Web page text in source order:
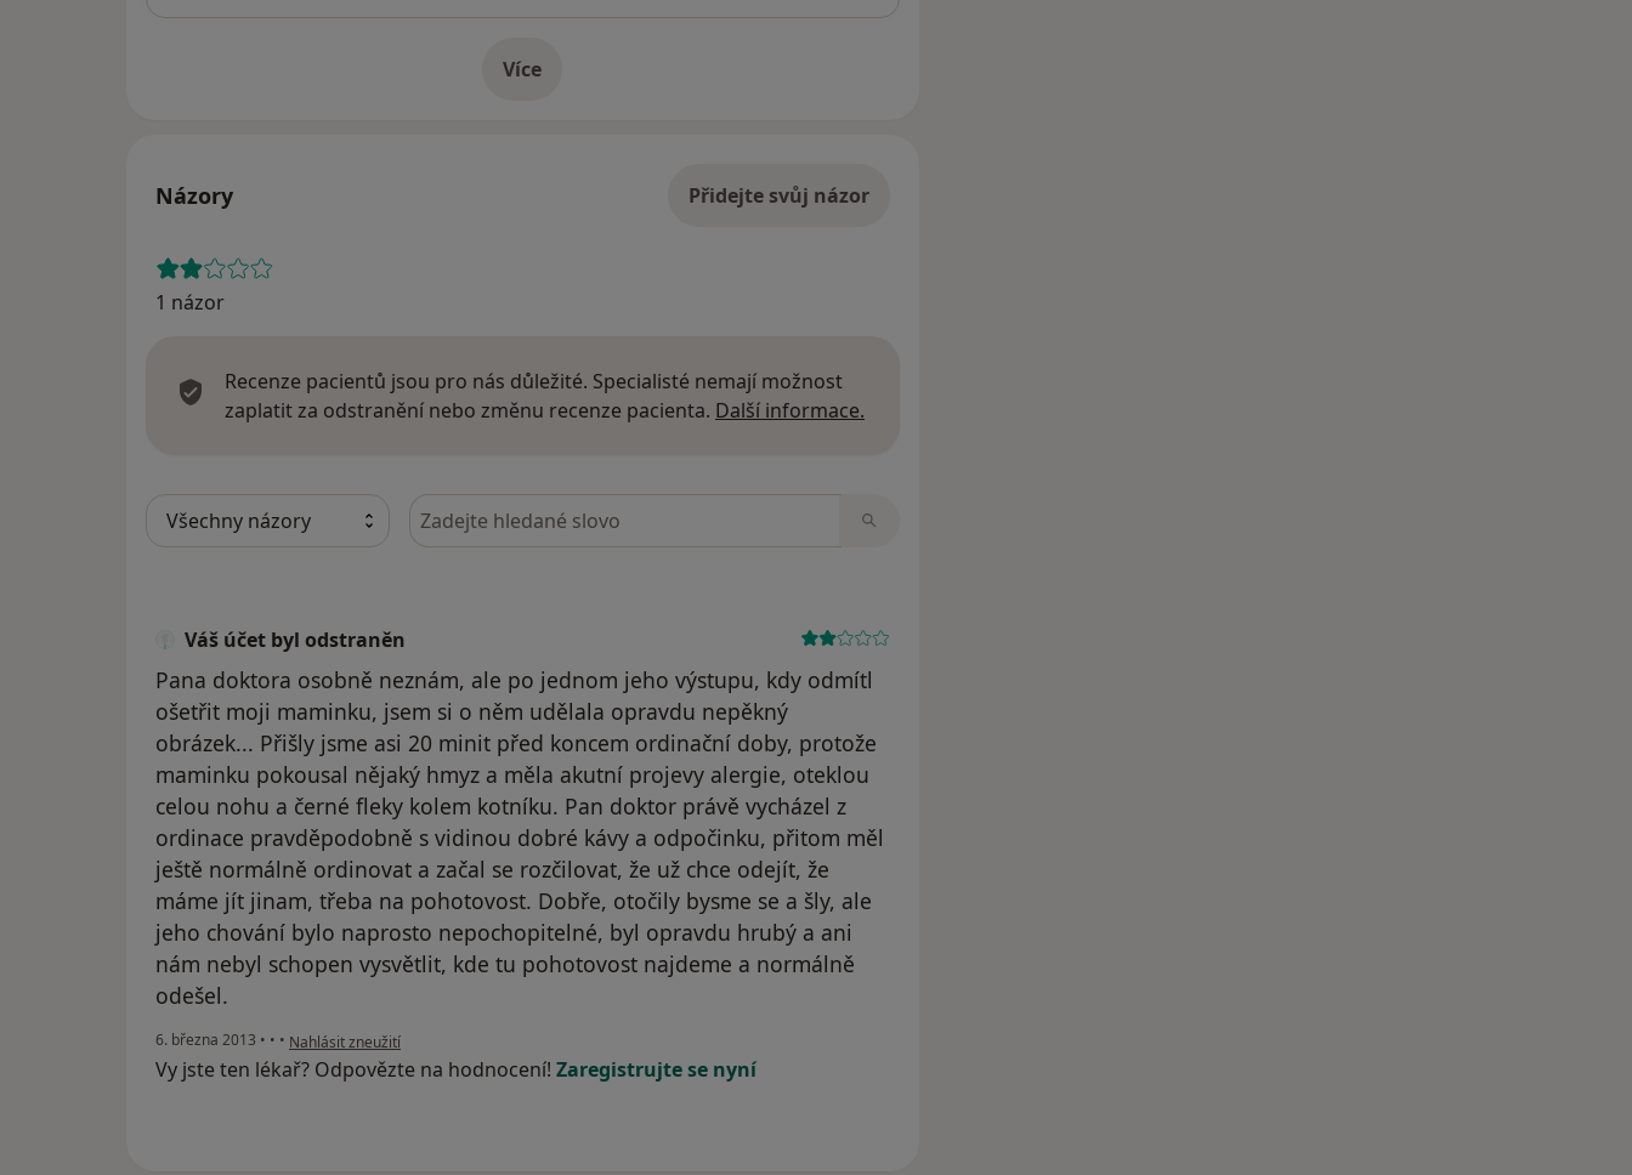
Víceo adrese
Názory Přidejte svůj názor
1 názor
Recenze pacientů jsou pro nás důležité. Specialisté nemají možnost
zaplatit za odstranění nebo změnu recenze pacienta. Další informace.
Hledejte v názorech
Váš účet byl odstraněn
Pana doktora osobně neznám, ale po jednom jeho výstupu, kdy odmítl
ošetřit moji maminku, jsem si o něm udělala opravdu nepěkný
obrázek... Přišly jsme asi 20 minit před koncem ordinační doby, protože
maminku pokousal nějaký hmyz a měla akutní projevy alergie, oteklou
celou nohu a černé fleky kolem kotníku. Pan doktor právě vycházel z
ordinace pravděpodobně s vidinou dobré kávy a odpočinku, přitom měl
ještě normálně ordinovat a začal se rozčilovat, že už chce odejít, že
máme jít jinam, třeba na pohotovost. Dobře, otočily bysme se a šly, ale
jeho chování bylo naprosto nepochopitelné, byl opravdu hrubý a ani
nám nebyl schopen vysvětlit, kde tu pohotovost najdeme a normálně
odešel.
6. března 2013 • • • podle názoru uživatele Váš účet byl odstraněn
Nahlásit zneužití
Vy jste ten lékař? Odpovězte na hodnocení! Zaregistrujte se nyní